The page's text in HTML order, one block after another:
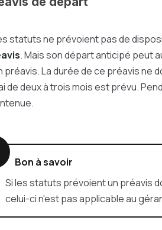
statuts ne prévoient pas de
. Mais son départ anticipé peut
préavis. La durée de ce préavis ne
de deux à trois mois est prévu.
Bon à savoir
Si les statuts prévoient un préavis
celui-ci n'est pas applicable au